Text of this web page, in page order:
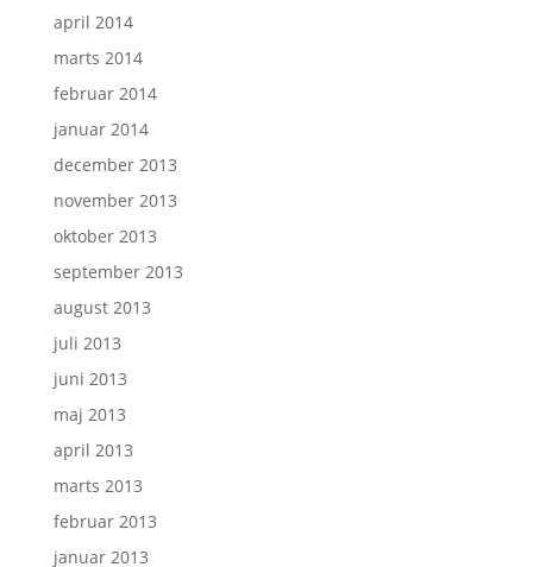
april 2014
marts 2014
februar 2014
januar 2014
december 2013
november 2013
oktober 2013
september 2013
august 2013
juli 2013
juni 2013
maj 2013
april 2013
marts 2013
februar 2013
januar 2013